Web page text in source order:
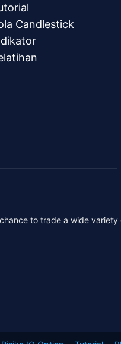
Candlestick
to trade a wide variety